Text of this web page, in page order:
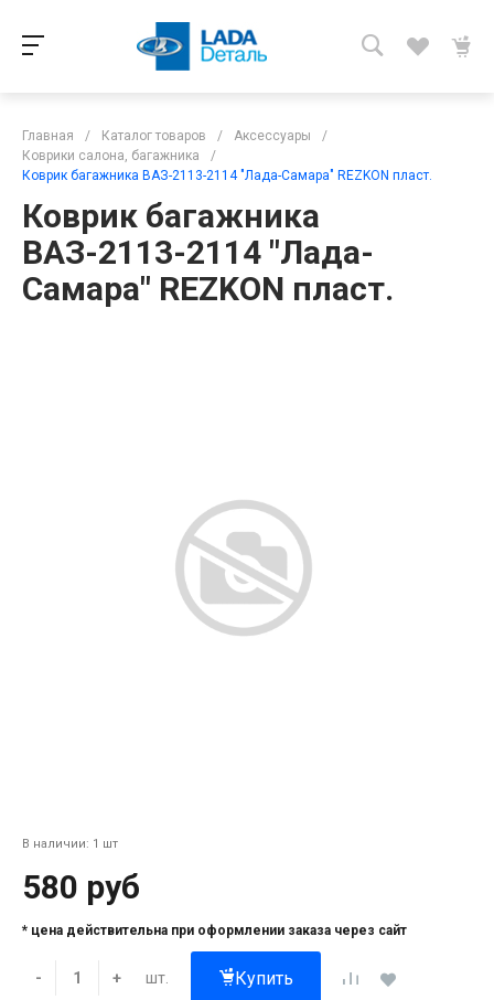
Главная / Каталог товаров / Аксессуары
/
Коврики салона, багажника
/
Коврик багажника ВАЗ-2113-2114 "Лада-Самара" REZKON пласт.
Коврик багажника
ВАЗ-2113-2114 "Лада-
Самара" REZKON пласт.
В наличии: 1 шт
580 руб
* цена действительна при оформлении заказа через сайт
- + шт. Купить